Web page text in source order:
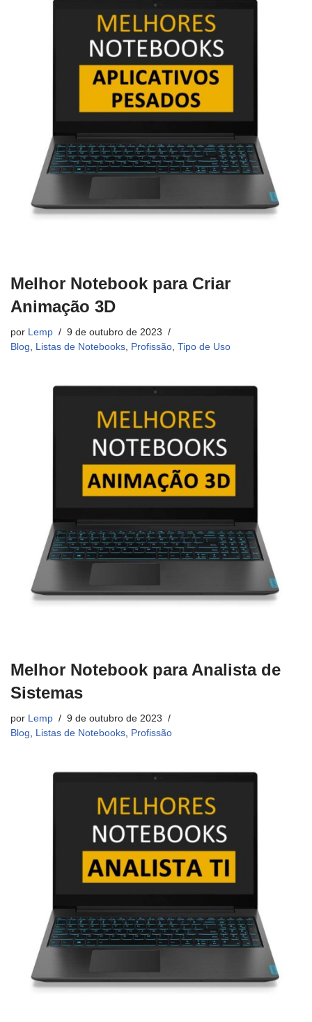
Melhor Notebook para Criar
Animação 3D
por Lemp
9 de outubro de 2023
Blog
Listas de Notebooks Profissão Tipo de Uso
Melhor Notebook para Analista de
Sistemas
por Lemp
9 de outubro de 2023
Blog, Listas de Notebooks, Profissão